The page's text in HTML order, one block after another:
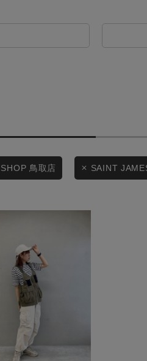
ムを探す
リングから探す
定アイテムを探す
ガイド
ラッピング
合わせ
価格
セール価格
在庫
絞り込む
鳥取店 SAINT